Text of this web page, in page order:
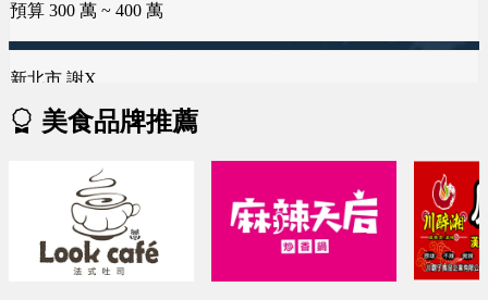
預算 50 萬 ~ 50 萬
預算 25 萬 ~ 50 萬
桃園市 曾X婷
預算 25 萬 ~ 50 萬
預算 100 萬 ~ 150 萬
桃園市 黄X姐
預算 50 萬 ~ 100 萬
新竹市 EXc
預算 100 萬 ~ 100 萬
預算 150 萬 ~ 250 萬
新竹縣 林X峨
預算 100 萬 ~ 200 萬
台南市 周X臣
預算 100 萬 ~ 200 萬
美食品牌推薦